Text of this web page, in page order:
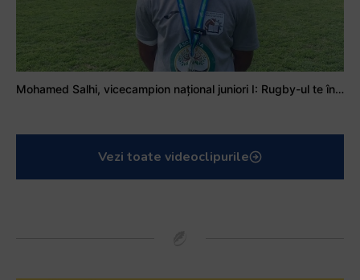
Mohamed Salhi, vicecampion național juniori I: Rugby-ul te învață să accepți și înfrângerile
Vezi toate videoclipurile